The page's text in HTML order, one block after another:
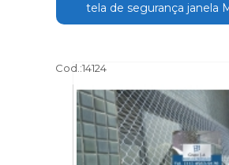
tela de segurança janela
Cod.:14124